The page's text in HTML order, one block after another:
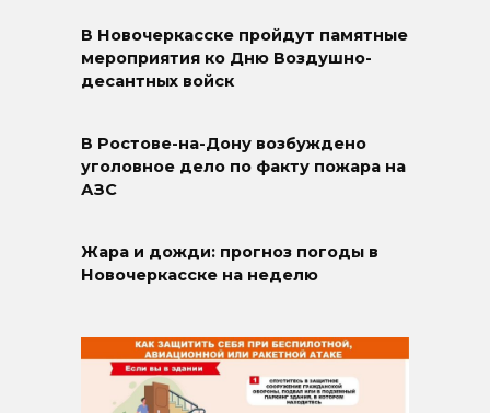
В Новочеркасске пройдут памятные
мероприятия ко Дню Воздушно-
десантных войск
В Ростове-на-Дону возбуждено
уголовное дело по факту пожара на
АЗС
Жара и дожди: прогноз погоды в
Новочеркасске на неделю